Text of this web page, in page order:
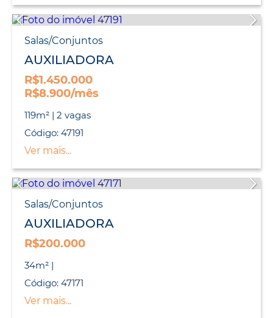
Salas/Conjuntos
AUXILIADORA
R$1.450.000
R$8.900/mês
119m² | 2 vagas
Código: 47191
Ver mais...
Salas/Conjuntos
AUXILIADORA
R$200.000
34m² |
Código: 47171
Ver mais...